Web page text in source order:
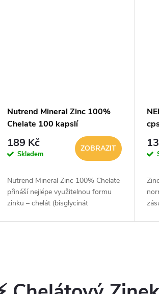
Nutrend Mineral Zinc 100%
Chelate 100 kapslí
189 Kč
Skladem
ZOBRAZIT
Nutrend Mineral Zinc 100% Chelate
přináší nejlépe využitelnou formu
zinku – chelát (bisglycinát